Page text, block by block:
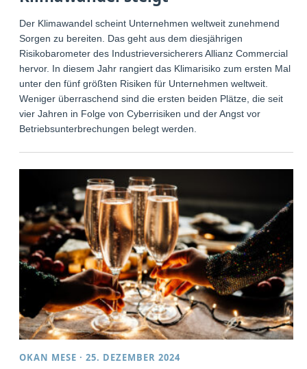
Der Klimawandel scheint Unternehmen weltweit zunehmend
Sorgen zu bereiten. Das geht aus dem diesjährigen
Risikobarometer des Industrieversicherers Allianz Commercial
hervor. In diesem Jahr rangiert das Klimarisiko zum ersten Mal
unter den fünf größten Risiken für Unternehmen weltweit.
Weniger überraschend sind die ersten beiden Plätze, die seit
vier Jahren in Folge von Cyberrisiken und der Angst vor
Betriebsunterbrechungen belegt werden.
OKAN MESE ·25. DEZEMBER 2024